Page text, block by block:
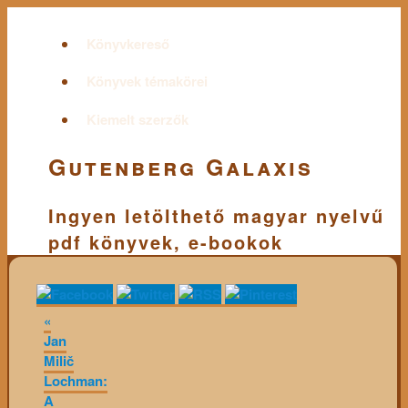
Könyvkereső
Könyvek témakörei
Kiemelt szerzők
Gutenberg Galaxis
Ingyen letölthető magyar nyelvű
pdf könyvek, e-bookok
«
Jan
Milič
Lochman:
A ​